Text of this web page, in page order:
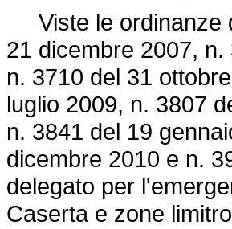
Viste le ordinanze
21 dicembre 2007,
n. 3710 del 31
luglio 2009, n. 3807
n. 3841 del 19
dicembre 2010 e n.
delegato per
Caserta e zone